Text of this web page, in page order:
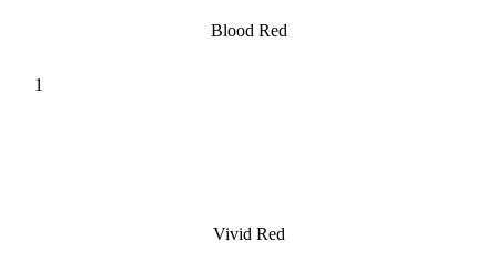
Blood Red
Vivid Red